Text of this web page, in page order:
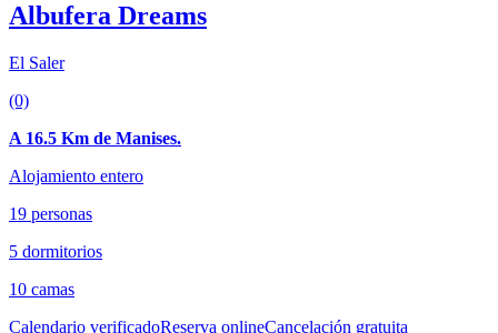
Albufera Dreams
El Saler
(0)
A 16.5 Km de Manises.
Alojamiento entero
19 personas
5 dormitorios
10 camas
Calendario verificadoReserva onlineCancelación gratuita